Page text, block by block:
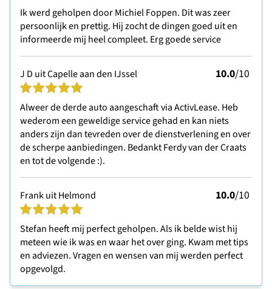
Ik werd geholpen door Michiel Foppen. Dit was zeer
persoonlijk en prettig. Hij zocht de dingen goed uit en
informeerde mij heel compleet. Erg goede service
J D uit Capelle aan den IJssel 10.0/10
Alweer de derde auto aangeschaft via ActivLease. Heb
wederom een geweldige service gehad en kan niets
anders zijn dan tevreden over de dienstverlening en over
de scherpe aanbiedingen. Bedankt Ferdy van der Craats
en tot de volgende :).
Frank uit Helmond 10.0/10
Stefan heeft mij perfect geholpen. Als ik belde wist hij
meteen wie ik was en waar het over ging. Kwam met tips
en adviezen. Vragen en wensen van mij werden perfect
opgevolgd.